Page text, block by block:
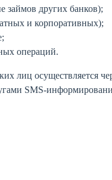
займов других банков);
и корпоративных);
операций.
лиц осуществляется
SMS-